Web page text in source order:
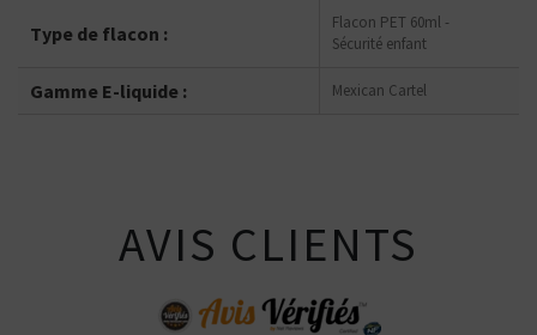
Type de flacon :
Flacon PET 60ml -
Sécurité enfant
Gamme E-liquide : Mexican Cartel
AVIS CLIENTS